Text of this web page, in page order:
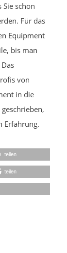
schon
Für das
Equipment
bis man
von
in die
Erfahrung.
teilen
teilen